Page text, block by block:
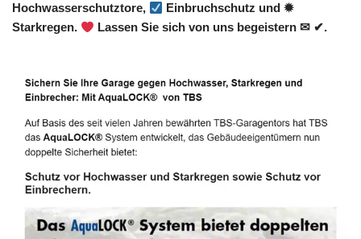
Hochwasserschutztore,
Einbruchschutz und ✹
Starkregen.
Lassen Sie sich von uns begeistern ✉ ✔.